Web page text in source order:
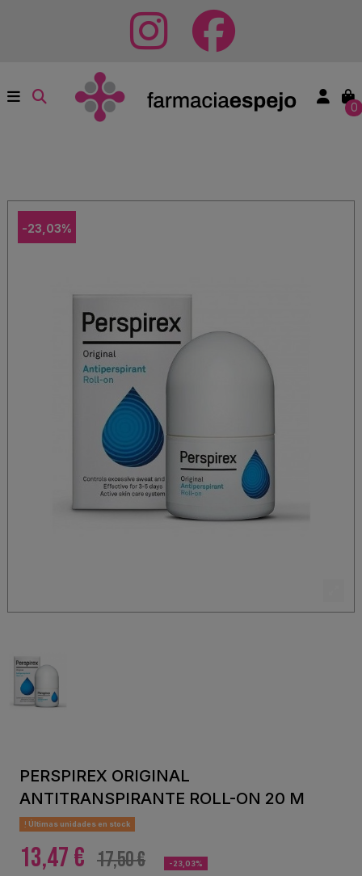
0
-23,03%
PERSPIREX ORIGINAL
ANTITRANSPIRANTE ROLL-ON 20 M
Últimas unidades en stock
13,47 € 17,50 € -23,03%